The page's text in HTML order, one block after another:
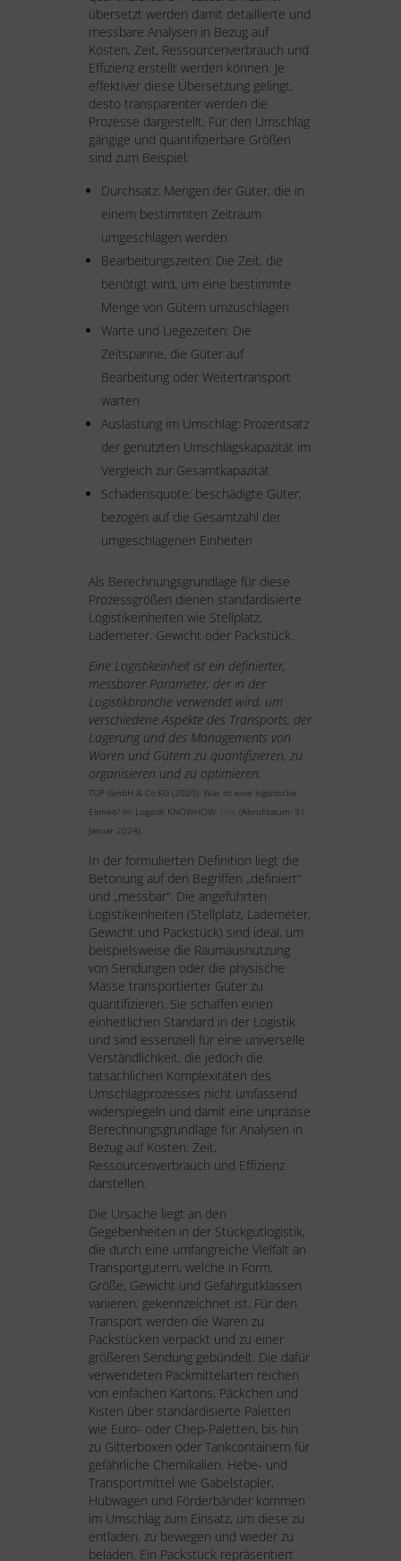
übersetzt werden damit detaillierte und
messbare Analysen in Bezug auf
Kosten, Zeit, Ressourcenverbrauch und
Effizienz erstellt werden können. Je
effektiver diese Übersetzung gelingt,
desto transparenter werden die
Prozesse dargestellt. Für den Umschlag
gängige und quantifizierbare Größen
sind zum Beispiel:
Durchsatz: Mengen der Güter, die in
einem bestimmten Zeitraum
umgeschlagen werden
Bearbeitungszeiten: Die Zeit, die
benötigt wird, um eine bestimmte
Menge von Gütern umzuschlagen
Warte und Liegezeiten: Die
Zeitspanne, die Güter auf
Bearbeitung oder Weitertransport
warten
Auslastung im Umschlag: Prozentsatz
der genutzten Umschlagskapazität im
Vergleich zur Gesamtkapazität
Schadensquote: beschädigte Güter,
bezogen auf die Gesamtzahl der
umgeschlagenen Einheiten
Als Berechnungsgrundlage für diese
Prozessgrößen dienen standardisierte
Logistikeinheiten wie Stellplatz,
Lademeter, Gewicht oder Packstück.
Eine Logistikeinheit ist ein definierter,
messbarer Parameter, der in der
Logistikbranche verwendet wird, um
verschiedene Aspekte des Transports, der
Lagerung und des Managements von
Waren und Gütern zu quantifizieren, zu
organisieren und zu optimieren.
TUP GmbH & Co.KG (2020): Was ist eine logistische
Einheit? In: Logistik KNOWHOW. Link (Abrufdatum: 31.
Januar 2024).
In der formulierten Definition liegt die
Betonung auf den Begriffen „definiert“
und „messbar“. Die angeführten
Logistikeinheiten (Stellplatz, Lademeter,
Gewicht und Packstück) sind ideal, um
beispielsweise die Raumausnutzung
von Sendungen oder die physische
Masse transportierter Güter zu
quantifizieren. Sie schaffen einen
einheitlichen Standard in der Logistik
und sind essenziell für eine universelle
Verständlichkeit, die jedoch die
tatsächlichen Komplexitäten des
Umschlagprozesses nicht umfassend
widerspiegeln und damit eine unpräzise
Berechnungsgrundlage für Analysen in
Bezug auf Kosten, Zeit,
Ressourcenverbrauch und Effizienz
darstellen.
Die Ursache liegt an den
Gegebenheiten in der Stückgutlogistik,
die durch eine umfangreiche Vielfalt an
Transportgütern, welche in Form,
Größe, Gewicht und Gefahrgutklassen
variieren, gekennzeichnet ist. Für den
Transport werden die Waren zu
Packstücken verpackt und zu einer
größeren Sendung gebündelt. Die dafür
verwendeten Packmittelarten reichen
von einfachen Kartons, Päckchen und
Kisten über standardisierte Paletten
wie Euro- oder Chep-Paletten, bis hin
zu Gitterboxen oder Tankcontainern für
gefährliche Chemikalien. Hebe- und
Transportmittel wie Gabelstapler,
Hubwagen und Förderbänder kommen
im Umschlag zum Einsatz, um diese zu
entladen, zu bewegen und wieder zu
beladen. Ein Packstück repräsentiert